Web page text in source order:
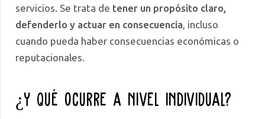
servicios. Se trata de tener un propósito claro,
defenderlo y actuar en consecuencia , incluso
cuando pueda haber consecuencias económicas o
reputacionales.
¿Y qué ocurre a nivel individual?